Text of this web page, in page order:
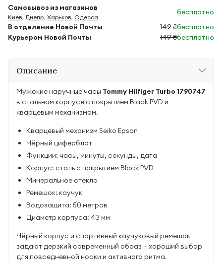
Самовывоз из магазинов
Киев, Днепр, Харьков, Одесса
бесплатно
В отделение Новой Почты
149 ₴бесплатно
Курьером Новой Почты
149 ₴бесплатно
Описание
Мужские наручные часы Tommy Hilfiger Turbo 1790747
в стальном корпусе с покрытием Black PVD и
кварцевым механизмом.
Кварцевый механизм Seiko Epson
Чёрный циферблат
Функции: часы, минуты, секунды, дата
Корпус: сталь с покрытием Black PVD
Минеральное стекло
Ремешок: каучук
Водозащита: 50 метров
Диаметр корпуса: 43 мм
Чёрный корпус и спортивный каучуковый ремешок
задают дерзкий современный образ — хороший выбор
для повседневной носки и активного ритма.